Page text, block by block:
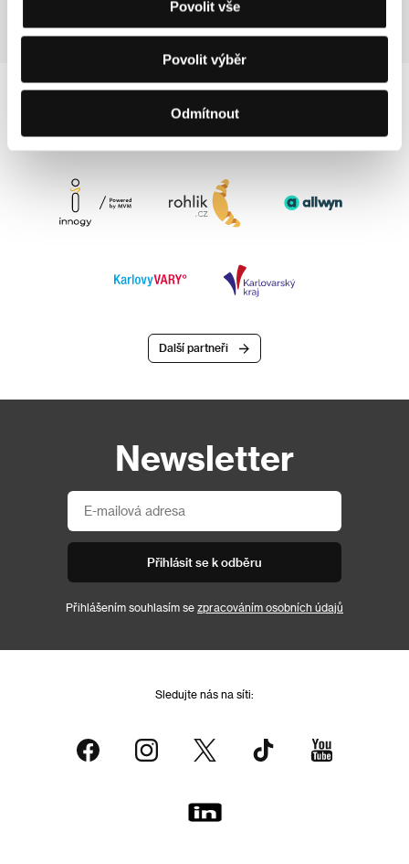
Povolit vše
Povolit výběr
Odmítnout
Další partneři
Newsletter
Přihlásit se k odběru
Přihlášením souhlasím se zpracováním osobních údajů
Sledujte nás na síti: